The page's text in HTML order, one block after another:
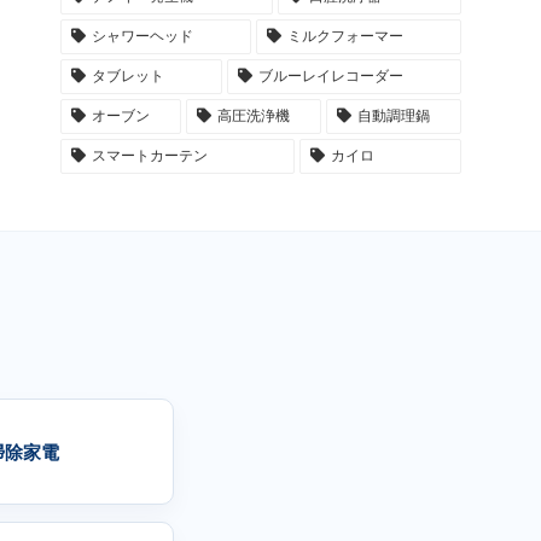
シャワーヘッド ミルクフォーマー
タブレット ブルーレイレコーダー
オーブン 高圧洗浄機 自動調理鍋
スマートカーテン カイロ
除家電